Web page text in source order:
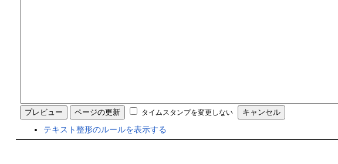
タイムスタンプを変更しない
テキスト整形のルールを表示する